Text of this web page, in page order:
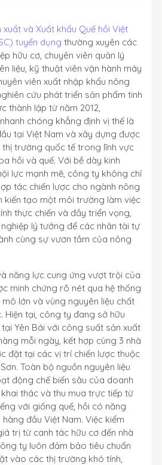
và Xuất khẩu Quế hồi Việt
tuyển dụng thường xuyên các
hữu cơ, chuyên viên quản lý
liệu, kỹ thuật viên vận hành máy
viên xuất nhập khẩu nông
cứu phát triển sản phẩm tinh
thành lập từ năm 2012,
nhanh chóng khẳng định vị thế là
tại Việt Nam và xây dựng được
trường quốc tế trong lĩnh vực
hồi và quế. Với bề dày kinh
lực mạnh mẽ, công ty không chỉ
tác chiến lược cho ngành nông
kiến tạo một môi trường làm việc
thực chiến và đầy triển vọng,
lý tưởng để các nhân tài tự
cùng sự vươn tầm của nông
năng lực cung ứng vượt trội của
minh chứng rõ nét qua hệ thống
lớn và vùng nguyên liệu chất
Hiện tại, công ty đang sở hữu
Yên Bái với công suất sản xuất
mỗi ngày, kết hợp cùng 3 nhà
đặt tại các vị trí chiến lược thuộc
Toàn bộ nguồn nguyên liệu
động chế biến sâu của doanh
thác và thu mua trực tiếp từ
với giống quế, hồi có năng
đầu Việt Nam. Việc kiểm
trị từ canh tác hữu cơ đến nhà
ty luôn đảm bảo tiêu chuẩn
vào các thị trường khó tính,